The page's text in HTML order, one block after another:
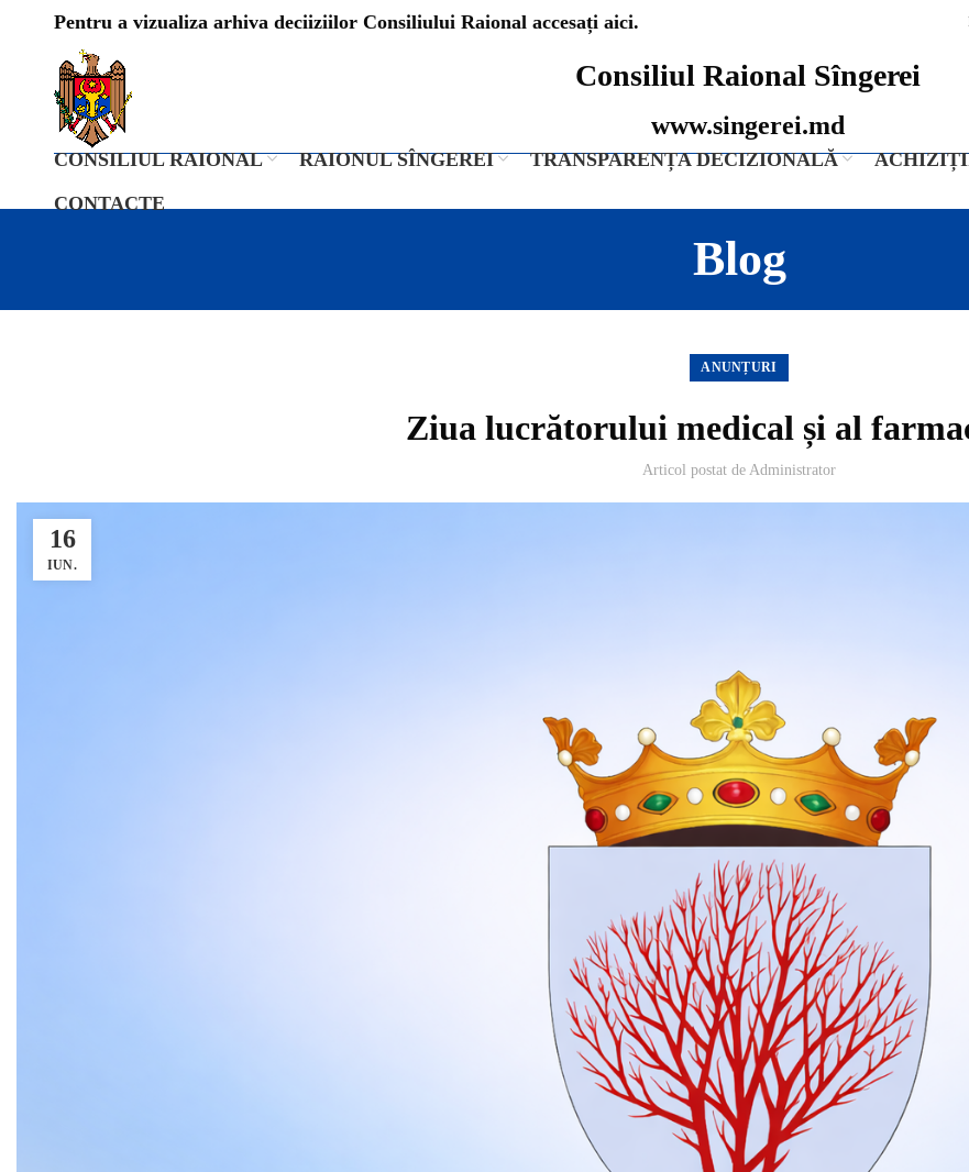
Pentru a vizualiza arhiva deciiziilor Consiliului Raional accesați aici.
Consiliul Raional Sîngerei
www.singerei.md
CONSILIUL RAIONAL RAIONUL SÎNGEREI TRANSPARENȚA DECIZIONALĂ
CONTACTE
Blog
ANUNȚURI
Ziua lucrătorului medical și al
Articol postat de Administrator
16
IUN.